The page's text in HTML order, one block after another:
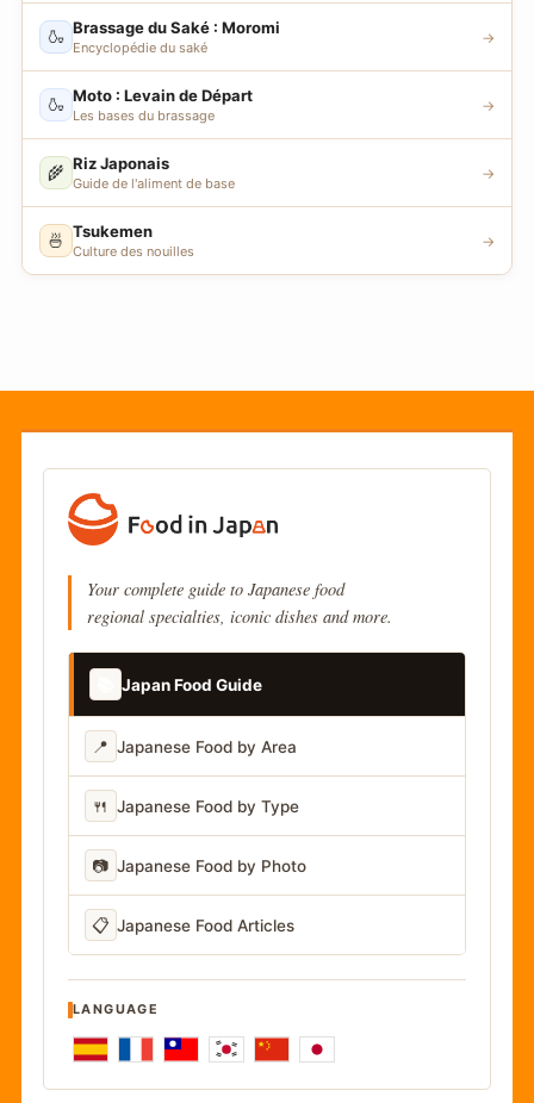
🍶 Brassage du Saké : Moromi
Encyclopédie du saké
→
🍶 Moto : Levain de Départ
Les bases du brassage
→
🌾 Riz Japonais
Guide de l'aliment de base
→
🍜 Tsukemen
Culture des nouilles
→
Your complete guide to Japanese food
regional specialties, iconic dishes and more.
Japan Food Guide
📍 Japanese Food by Area
🍴 Japanese Food by Type
📷 Japanese Food by Photo
📋 Japanese Food Articles
LANGUAGE